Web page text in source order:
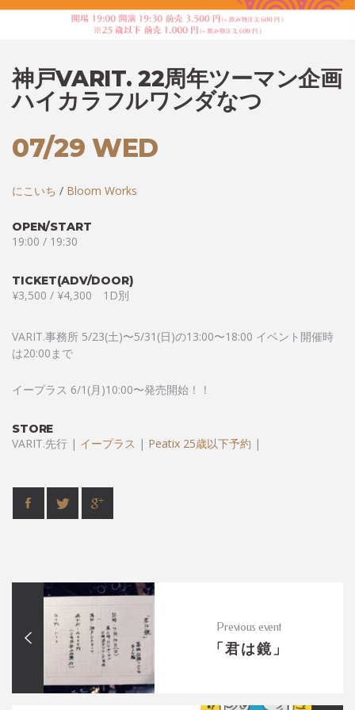
神戸VARIT. 22周年ツーマン企画
ハイカラフルワンダなつ
07/29 WED
にこいち / Bloom Works
OPEN/START
19:00 / 19:30
TICKET(ADV/DOOR)
¥3,500 / ¥4,300 1D別
VARIT.事務所 5/23(土)〜5/31(日)の13:00〜18:00 イベント開催時
は20:00まで
イープラス 6/1(月)10:00〜発売開始！！
STORE
VARIT.先行 | イープラス | Peatix 25歳以下予約 |
Previous event
「君は鏡」